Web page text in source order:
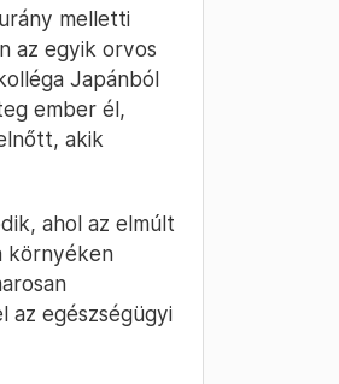
melletti
az egyik orvos
Japánból
ember él,
akik
ahol az elmúlt
környéken
az egészségügyi